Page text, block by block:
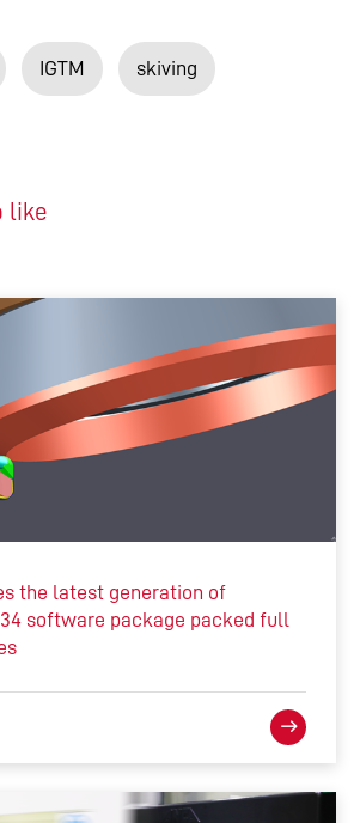
IGTM skiving
like
the latest generation of
software package packed full